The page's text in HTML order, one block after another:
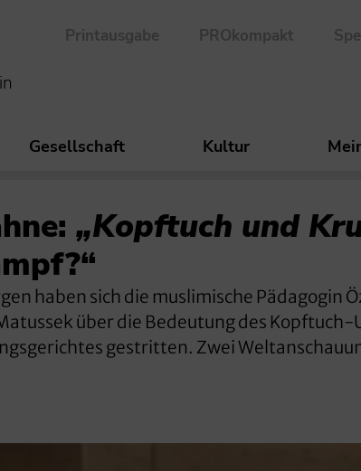
Printausgabe PROkompakt
Gesellschaft Kultur
„Kopftuch und
haben sich die muslimische Pädagogin
über die Bedeutung des Kopftuch-
gestritten. Zwei